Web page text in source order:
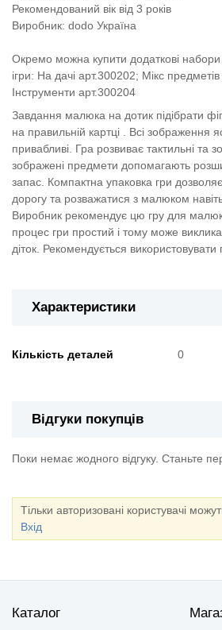
Рекомендований вік від 3 років
Виробник: dodo Україна
Окремо можна купити додаткові набори
ігри: На дачі арт.300202; Мікс
Інструменти арт.300204
Завдання малюка на дотик підібрати
на правильній картці
. Всі зображення
привабливі. Гра розвиває тактильні та
зображені предмети допомагають
запас. Компактна упаковка гри
дорогу та розважатися з малюком навіть
Виробник рекомендує цю гру для
процес гри простий і тому може
діток. Рекомендується
Характеристики
Кількість деталей 0
Відгуки покупців
Поки немає жодного відгуку. Станьте
Тільки авторизовані користувачі
Вхід
Каталог